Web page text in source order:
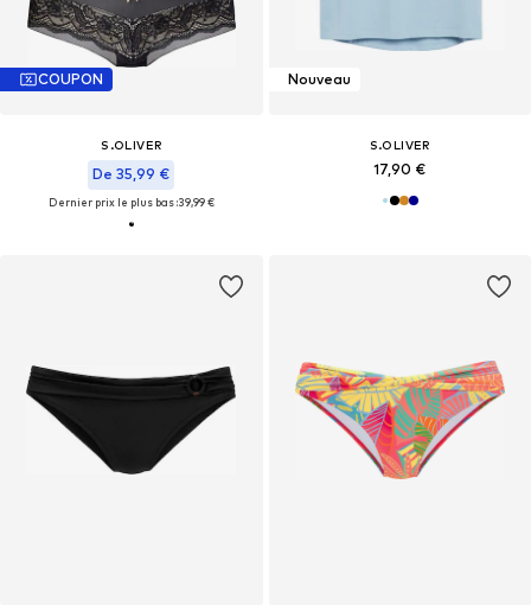
COUPON
S.OLIVER
De 35,99 €
Dernier prix le plus bas :39,99 €
Nouveau
S.OLIVER
17,90 €